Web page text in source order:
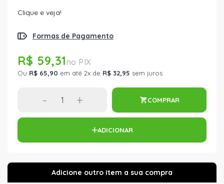
Clique e veja!
Formas de Pagamento
R$ 59,31
Ou R$ 65,90 em até 2x de R$ 32,95 sem juros
- + COMPRAR
ADICIONAR